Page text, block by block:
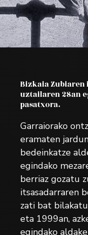
Bizkaia
uztailaren 28an
pasatxora.
Garraiorako
eramaten
bedeinkatze
egindako
berriaz gozatu
itsasadarraren
zati bat
eta 1999an,
egindako